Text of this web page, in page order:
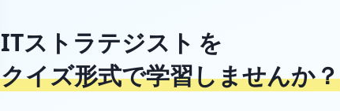
ITストラテジスト を
クイズ形式で学習しませんか？